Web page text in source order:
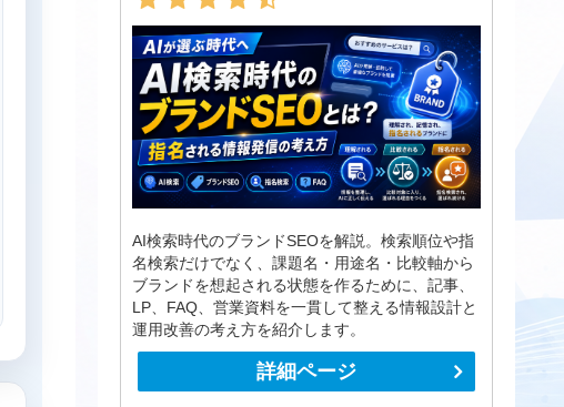
AI検索時代のブランドSEOを解説。検索順位や指
名検索だけでなく、課題名・用途名・比較軸から
ブランドを想起される状態を作るために、記事、
LP、FAQ、営業資料を一貫して整える情報設計と
運用改善の考え方を紹介します。
詳細ページ